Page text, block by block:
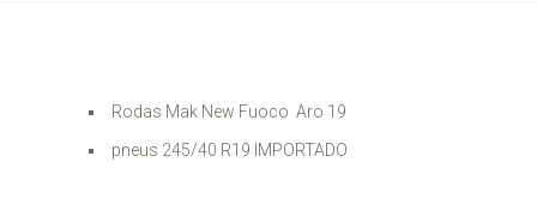
Rodas Mak New Fuoco Aro 19
pneus 245/40 R19 IMPORTADO